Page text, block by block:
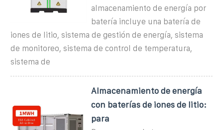
almacenamiento de energía por
batería incluye una batería de
iones de litio, sistema de gestión de energía, sistema
de monitoreo, sistema de control de temperatura,
sistema de
Almacenamiento de energía
con baterías de iones de litio:
para